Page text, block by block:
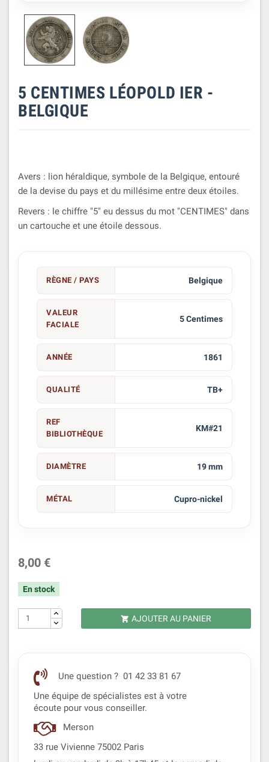
5 CENTIMES LÉOPOLD IER -
BELGIQUE
Avers : lion héraldique, symbole de la Belgique, entouré
de la devise du pays et du millésime entre deux étoiles.
Revers : le chiffre "5" eu dessus du mot "CENTIMES" dans
un cartouche et une étoile dessous.
RÈGNE / PAYS Belgique
VALEUR
FACIALE
5 Centimes
ANNÉE 1861
QUALITÉ TB+
REF
BIBLIOTHÈQUE
KM#21
DIAMÈTRE 19 mm
MÉTAL Cupro-nickel
8,00 €
En stock
 AJOUTER AU PANIER
Une question ? 01 42 33 81 67
Une équipe de spécialistes est à votre
écoute pour vous conseiller.
Merson
33 rue Vivienne 75002 Paris